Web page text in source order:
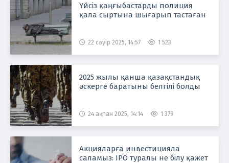
Үйсіз қаңғыбастарды полиция
қала сыртына шығарып тастаған
22 сәуір 2025, 14:57 1 523
2025 жылы қанша қазақстандық
әскерге баратыны белгілі болды
24 ақпан 2025, 14:14 1 379
Акцияларға инвестицияла
саламыз: IPO туралы не білу қажет